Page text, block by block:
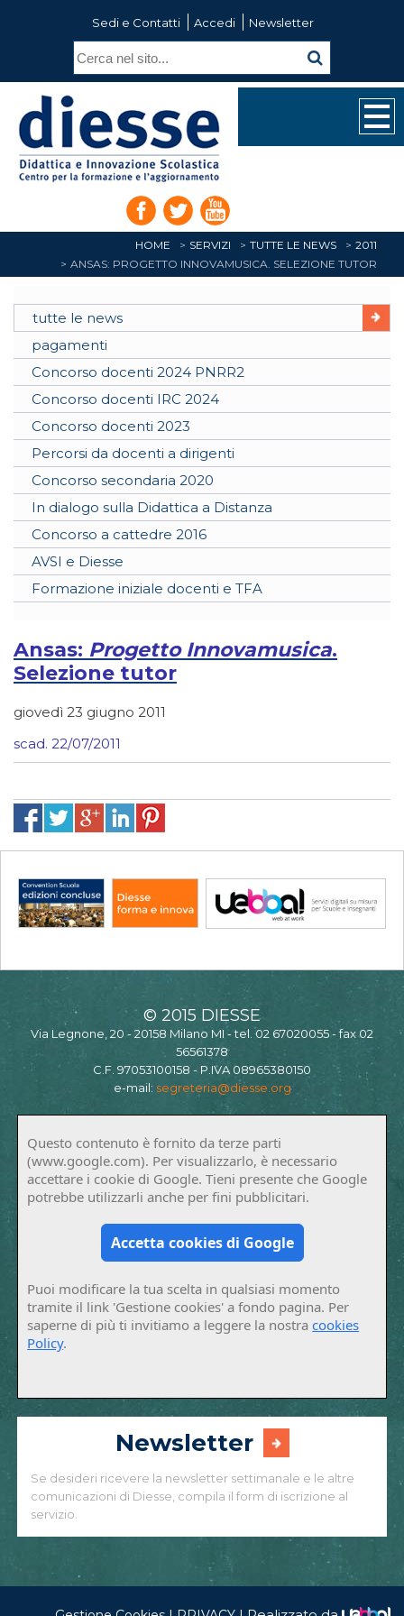
Sedi e Contatti Accedi Newsletter
HOME SERVIZI TUTTE LE NEWS
2011
ANSAS: PROGETTO INNOVAMUSICA. SELEZIONE TUTOR
tutte le news
pagamenti
Concorso docenti 2024 PNRR2
Concorso docenti IRC 2024
Concorso docenti 2023
Percorsi da docenti a dirigenti
Concorso secondaria 2020
In dialogo sulla Didattica a Distanza
Concorso a cattedre 2016
AVSI e Diesse
Formazione iniziale docenti e TFA
Ansas: Progetto Innovamusica.
Selezione tutor
giovedì 23 giugno 2011
scad. 22/07/2011
© 2015 DIESSE
Via Legnone, 20 - 20158 Milano MI - tel. 02 67020055 - fax 02
56561378
C.F. 97053100158 - P.IVA 08965380150
e-mail: segreteria@diesse.org
Questo contenuto è fornito da terze parti
(www.google.com). Per visualizzarlo, è necessario
accettare i cookie di Google. Tieni presente che Google
potrebbe utilizzarli anche per fini pubblicitari.
Accetta cookies di Google
Puoi modificare la tua scelta in qualsiasi momento
tramite il link 'Gestione cookies' a fondo pagina. Per
saperne di più ti invitiamo a leggere la nostracookies
Policy.
Newsletter
Se desideri ricevere la newsletter settimanale e le altre
comunicazioni di Diesse, compila il form di iscrizione al
servizio.